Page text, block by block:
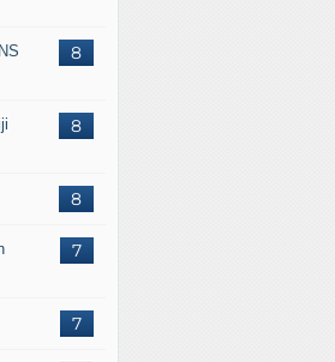
8
8
8
7
7